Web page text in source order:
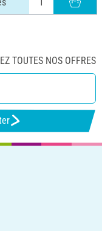
TOUTES NOS OFFRES